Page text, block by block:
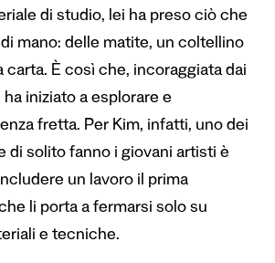
di studio, lei ha preso ciò che
mano: delle matite, un coltellino
carta. È così che, incoraggiata dai
iniziato a esplorare e
fretta. Per Kim, infatti, uno dei
di solito fanno i giovani artisti è
un lavoro il prima
li porta a fermarsi solo su
e tecniche.